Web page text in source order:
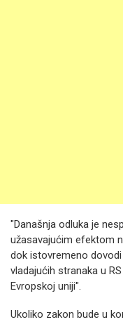
"Današnja odluka je
užasavajućim efektom
dok istovremeno
vladajućih stranaka u
Evropskoj uniji".
Ukoliko zakon bude u